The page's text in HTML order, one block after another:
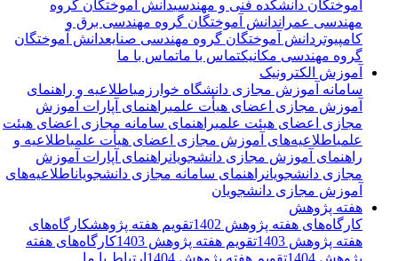
آموختگان دانشکده فنی و مهندسیدانش آموختگان گروه
مهندسی عمران دانش آموختگان گروه مهندسی برق و
کامپیوتردانش آموختگان گروه مهندسی صنایعدانش آموختگان
گروه مهندسی مکانیکتماس با ماتماس با ما
آموزش الکترونیک
سامانه آموزش مجازی دانشگاه خوارزمیاطلاعیه و راهنمای
آموزش مجازی اعضای هیأت علمیراهنمای آپارات آموزش
مجازی اعضای هیئت علمیراهنمای سامانه مجازی اعضای هیئت
علمیاطلاعیه‌‌های آموزش مجازی اعضای هیأت علمیاطلاعیه و
راهنمای آموزش مجازی دانشجویانراهنمای آپارات آموزش
مجازی دانشجویانراهنمای سامانه مجازی دانشجویاناطلاعیه‌‌های
آموزش مجازی دانشجویان
هفته پژوهش
کارگاه‌های هفته پژوهش 1402
تقویم هفته پژوهشکارگاه‌های
هفته پژوهش 1403
تقویم هفته پژوهش 1403
کارگاه‌های هفته
پژوهش 1404
تقویم هفته پژوهش 1404
ارتباط با ما